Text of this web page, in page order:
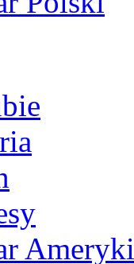
Ameryki